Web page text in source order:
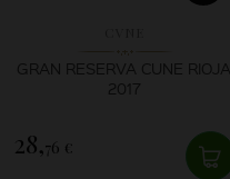
GRAN RESERVA CUNE RIOJA
2017
28,76 €